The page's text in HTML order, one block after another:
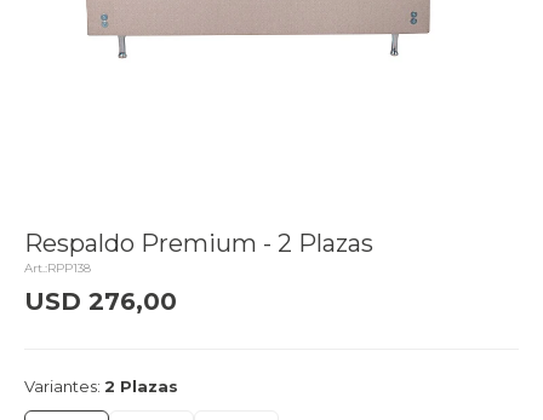
Respaldo Premium - 2 Plazas
RPP138
USD 276,00
Variantes: 2 Plazas